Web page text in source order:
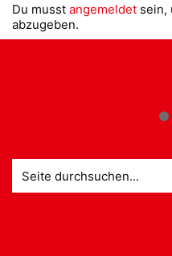
Du musst angemeldet sein,
abzugeben.
nach: